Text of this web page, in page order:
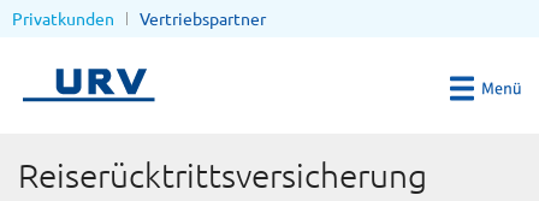
Privatkunden Vertriebspartner
Reiserücktrittsversicherung